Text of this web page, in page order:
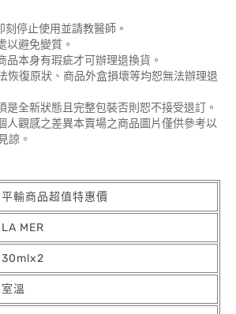
停止使用並請教醫師。
以避免變質。
品本身有瑕疵才可辦理退換貨。
恢復原狀、商品外盒損壞等均恕無法辦理退
是全新狀態且完整包裝否則恕不接受退訂。
人觀感之差異本賣場之商品圖片僅供參考以
諒。
平輸商品超值特惠價
LA MER
30mlx2
室溫